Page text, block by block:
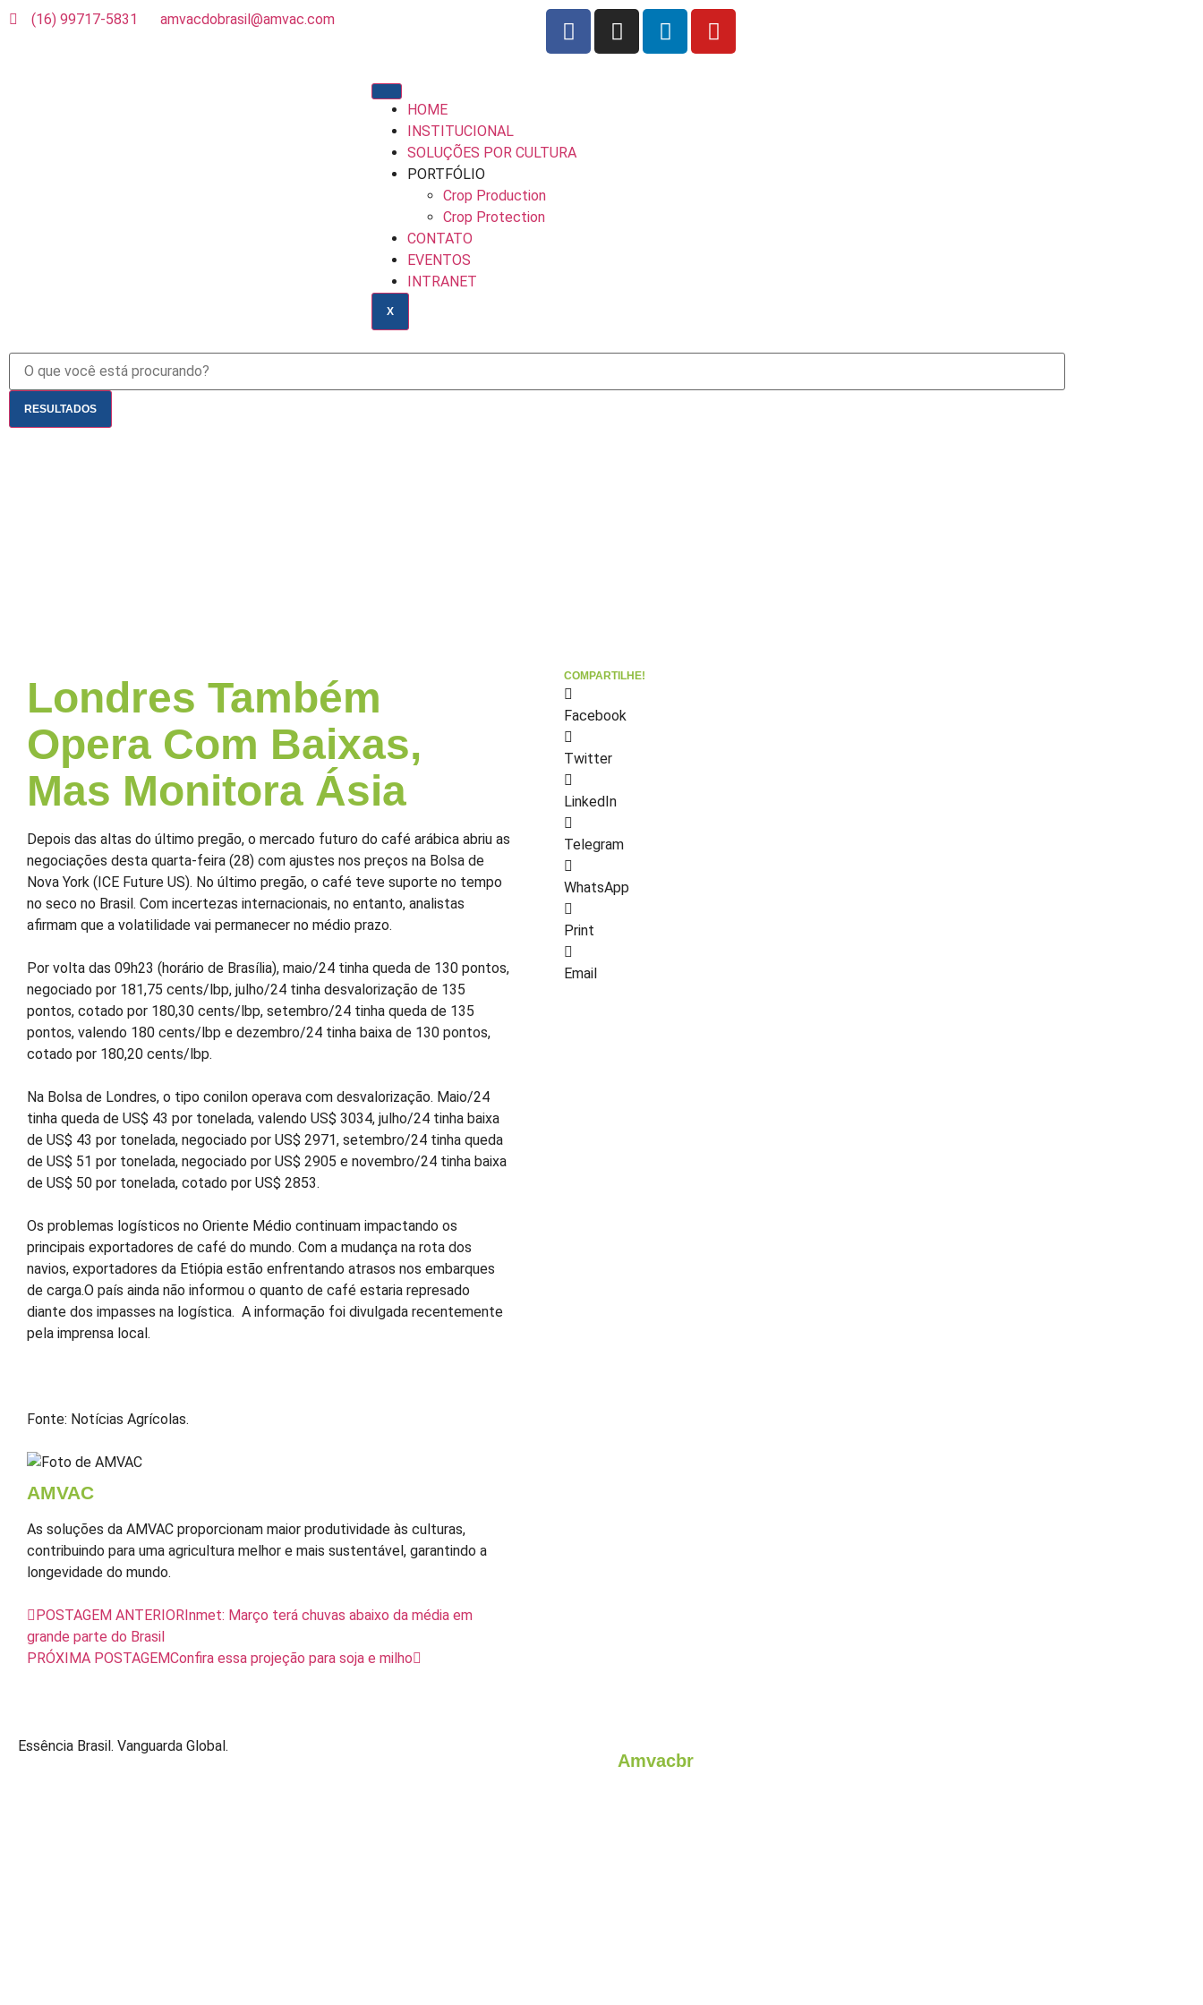
(16) 99717-5831 amvacdobrasil@amvac.com
HOME
INSTITUCIONAL
SOLUÇÕES POR CULTURA
PORTFÓLIO
Crop Production
Crop Protection
CONTATO
EVENTOS
INTRANET
X
RESULTADOS
Londres Também
Opera Com Baixas,
Mas Monitora Ásia
Depois das altas do último pregão, o mercado futuro do café arábica abriu as
negociações desta quarta-feira (28) com ajustes nos preços na Bolsa de
Nova York (ICE Future US). No último pregão, o café teve suporte no tempo
no seco no Brasil. Com incertezas internacionais, no entanto, analistas
afirmam que a volatilidade vai permanecer no médio prazo.
Por volta das 09h23 (horário de Brasília), maio/24 tinha queda de 130 pontos,
negociado por 181,75 cents/lbp, julho/24 tinha desvalorização de 135
pontos, cotado por 180,30 cents/lbp, setembro/24 tinha queda de 135
pontos, valendo 180 cents/lbp e dezembro/24 tinha baixa de 130 pontos,
cotado por 180,20 cents/lbp.
Na Bolsa de Londres, o tipo conilon operava com desvalorização. Maio/24
tinha queda de US$ 43 por tonelada, valendo US$ 3034, julho/24 tinha baixa
de US$ 43 por tonelada, negociado por US$ 2971, setembro/24 tinha queda
de US$ 51 por tonelada, negociado por US$ 2905 e novembro/24 tinha baixa
de US$ 50 por tonelada, cotado por US$ 2853.
Os problemas logísticos no Oriente Médio continuam impactando os
principais exportadores de café do mundo. Com a mudança na rota dos
navios, exportadores da Etiópia estão enfrentando atrasos nos embarques
de carga.O país ainda não informou o quanto de café estaria represado
diante dos impasses na logística. A informação foi divulgada recentemente
pela imprensa local.
Fonte: Notícias Agrícolas.
AMVAC
As soluções da AMVAC proporcionam maior produtividade às culturas,
contribuindo para uma agricultura melhor e mais sustentável, garantindo a
longevidade do mundo.
POSTAGEM ANTERIORInmet: Março terá chuvas abaixo da média em
grande parte do Brasil
PRÓXIMA POSTAGEMConfira essa projeção para soja e milho
COMPARTILHE!
Facebook
Twitter
LinkedIn
Telegram
WhatsApp
Print
Email
Essência Brasil. Vanguarda Global.
Amvacbr